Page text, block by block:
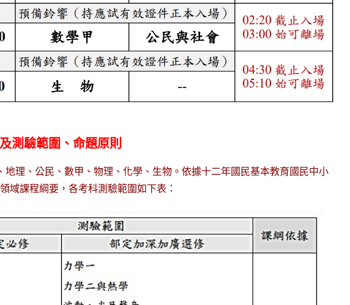
測驗範圍、命題原則
地理、公民、數甲、物理、化學、生物。依據十二年國民基本教育國民中小
域課程綱要，各考科測驗範圍如下表：